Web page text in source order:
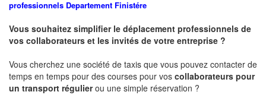
professionnels Departement Finistére
Vous souhaitez simplifier le déplacement professionnels de
vos collaborateurs et les invités de votre entreprise ?
Vous cherchez une société de taxis que vous pouvez contacter de
temps en temps pour des courses pour vos collaborateurs pour
un transport régulierou une simple réservation ?